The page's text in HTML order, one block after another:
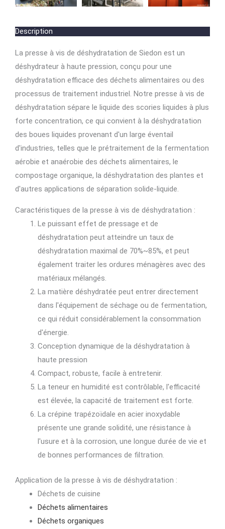
Description
La presse à vis de déshydratation de Siedon est un
déshydrateur à haute pression, conçu pour une
déshydratation efficace des déchets alimentaires ou des
processus de traitement industriel. Notre presse à vis de
déshydratation sépare le liquide des scories liquides à plus
forte concentration, ce qui convient à la déshydratation
des boues liquides provenant d'un large éventail
d'industries, telles que le prétraitement de la fermentation
aérobie et anaérobie des déchets alimentaires, le
compostage organique, la déshydratation des plantes et
d'autres applications de séparation solide-liquide.
Caractéristiques de la presse à vis de déshydratation :
Le puissant effet de pressage et de
déshydratation peut atteindre un taux de
déshydratation maximal de 70%~85%, et peut
également traiter les ordures ménagères avec des
matériaux mélangés.
La matière déshydratée peut entrer directement
dans l'équipement de séchage ou de fermentation,
ce qui réduit considérablement la consommation
d'énergie.
Conception dynamique de la déshydratation à
haute pression
Compact, robuste, facile à entretenir.
La teneur en humidité est contrôlable, l'efficacité
est élevée, la capacité de traitement est forte.
La crépine trapézoïdale en acier inoxydable
présente une grande solidité, une résistance à
l'usure et à la corrosion, une longue durée de vie et
de bonnes performances de filtration.
Application de la presse à vis de déshydratation :
Déchets de cuisine
Déchets alimentaires
Déchets organiques